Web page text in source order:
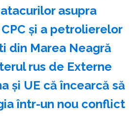
asupra
şi a petrolierelor
din Marea Neagră
rus de Externe
şi UE că încearcă să
într-un nou conflict